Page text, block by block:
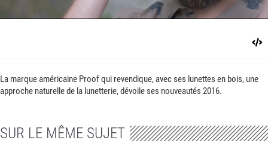
La marque américaine Proof qui revendique, avec ses lunettes en bois, une
approche naturelle de la lunetterie, dévoile ses nouveautés 2016.
SUR LE MÊME SUJET